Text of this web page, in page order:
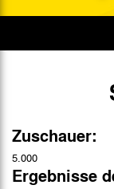
Zuschauer:
5.000
Ergebnisse